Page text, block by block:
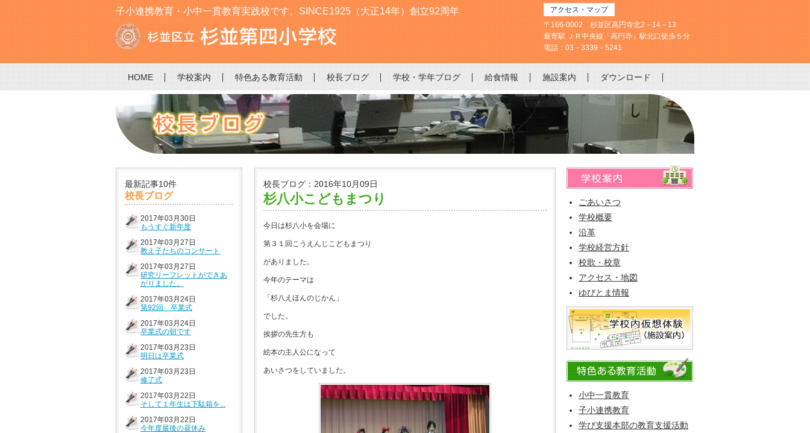
子小連携教育・小中一貫教育実践校です。SINCE1925（大正14年）創立92周年
アクセス・マップ
〒166-0002 杉並区高円寺北2－14－13
最寄駅 ＪＲ中央線「高円寺」駅北口徒歩５分
電話：03－3339－5241
HOME 学校案内 特色ある教育活動 校長ブログ 学校・学年ブログ 給食情報 施設案内 ダウンロード
最新記事10件
校長ブログ
2017年03月30日
もうすぐ新年度
2017年03月27日
教え子たちのコンサート
2017年03月27日
研究リーフレットができあ
がりました。
2017年03月24日
第92回 卒業式
2017年03月24日
卒業式の朝です
2017年03月23日
明日は卒業式
2017年03月23日
修了式
2017年03月22日
そして１年生は下駄箱を...
2017年03月22日
今年度最後の昼休み
校長ブログ：2016年10月09日
杉八小こどもまつり
今日は杉八小を会場に
第３１回こうえんじこどもまつり
がありました。
今年のテーマは
「杉八えほんのじかん」
でした。
挨拶の先生方も
絵本の主人公になって
あいさつをしていました。
ごあいさつ
学校概要
沿革
学校経営方針
校歌・校章
アクセス・地図
ゆびとま情報
小中一貫教育
子小連携教育
学び支援本部の教育支援活動